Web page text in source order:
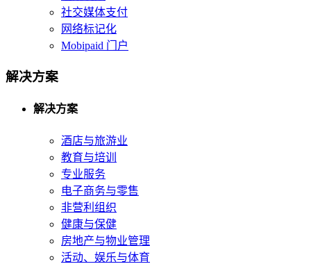
社交媒体支付
网络标记化
Mobipaid 门户
解决方案
解决方案
酒店与旅游业
教育与培训
专业服务
电子商务与零售
非营利组织
健康与保健
房地产与物业管理
活动、娱乐与体育